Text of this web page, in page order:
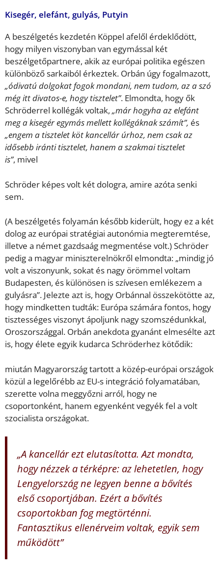
Kisegér, elefánt, gulyás, Putyin
A beszélgetés kezdetén Köppel afelől érdeklődött,
hogy milyen viszonyban van egymással két
beszélgetőpartnere, akik az európai politika egészen
különböző sarkaiból érkeztek. Orbán úgy fogalmazott,
„ódivatú dolgokat fogok mondani, nem tudom, az a szó
még itt divatos-e, hogy tisztelet”. Elmondta, hogy ők
Schröderrel kollégák voltak, „már hogyha az elefánt
meg a kisegér egymás mellett kollégáknak számít”, és
„engem a tisztelet köt kancellár úrhoz, nem csak az
idősebb iránti tisztelet, hanem a szakmai tisztelet
is”, mivel
Schröder képes volt két dologra, amire azóta senki
sem.
(A beszélgetés folyamán később kiderült, hogy ez a két
dolog az európai stratégiai autonómia megteremtése,
illetve a német gazdsaág megmentése volt.) Schröder
pedig a magyar miniszterelnökről elmondta: „mindig jó
volt a viszonyunk, sokat és nagy örömmel voltam
Budapesten, és különösen is szívesen emlékezem a
gulyásra”. Jelezte azt is, hogy Orbánnal összekötötte az,
hogy mindketten tudták: Európa számára fontos, hogy
tisztességes viszonyt ápoljunk nagy szomszédunkkal,
Oroszországgal. Orbán anekdota gyanánt elmesélte azt
is, hogy élete egyik kudarca Schröderhez kötődik:
miután Magyarország tartott a közép-európai országok
közül a legelőrébb az EU-s integráció folyamatában,
szerette volna meggyőzni arról, hogy ne
csoportonként, hanem egyenként vegyék fel a volt
szocialista országokat.
„A kancellár ezt elutasította. Azt mondta,
hogy nézzek a térképre: az lehetetlen, hogy
Lengyelország ne legyen benne a bővítés
első csoportjában. Ezért a bővítés
csoportokban fog megtörténni.
Fantasztikus ellenérveim voltak, egyik sem
működött”